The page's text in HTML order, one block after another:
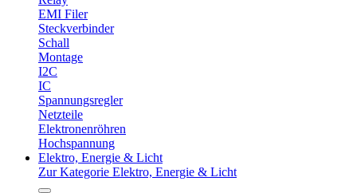
EMI Filer
Steckverbinder
Schall
Montage
I2C
IC
Spannungsregler
Netzteile
Elektronenröhren
Hochspannung
Elektro, Energie & Licht
Zur Kategorie Elektro, Energie & Licht